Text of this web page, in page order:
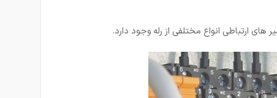
ارتباطی انواع مختلفی از رله وجود دارد.